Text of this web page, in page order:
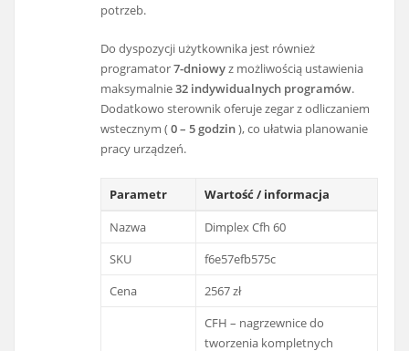
potrzeb.
Do dyspozycji użytkownika jest również
programator7-dniowyz możliwością ustawienia
maksymalnie32 indywidualnych programów.
Dodatkowo sterownik oferuje zegar z odliczaniem
wstecznym (0 – 5 godzin), co ułatwia planowanie
pracy urządzeń.
Parametr
Wartość / informacja
Nazwa
Dimplex Cfh 60
SKU
f6e57efb575c
Cena
2567 zł
CFH – nagrzewnice do
tworzenia kompletnych